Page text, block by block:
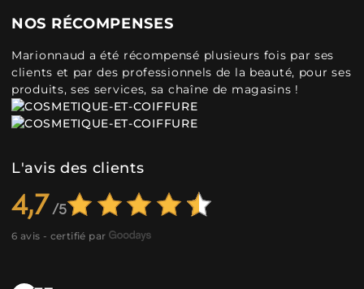
NOS RÉCOMPENSES
Marionnaud a été récompensé plusieurs fois par ses
clients et par des professionnels de la beauté, pour ses
produits, ses services, sa chaîne de magasins !
L'avis des clients
4,7
6 avis - certifié par